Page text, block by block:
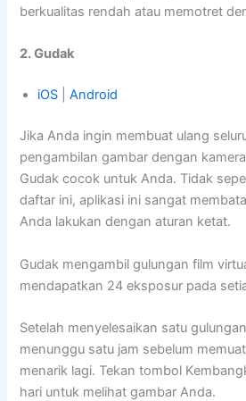
berkualitas rendah atau memotret
2. Gudak
iOS |Android
Jika Anda ingin membuat ulang
pengambilan gambar dengan
Gudak cocok untuk Anda. Tidak
daftar ini, aplikasi ini sangat
Anda lakukan dengan aturan ketat.
Gudak mengambil gulungan film
mendapatkan 24 eksposur pada
Setelah menyelesaikan satu
menunggu satu jam sebelum
menarik lagi. Tekan tombol
hari untuk melihat gambar Anda.